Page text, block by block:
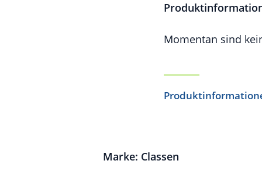
Momentan sind
Marke: Classen